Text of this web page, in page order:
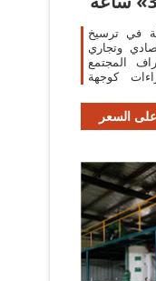
في ترسيخ
وتجاري
المجتمع
كوجهة
السعر